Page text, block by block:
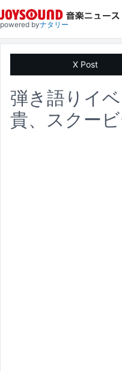
powered byナタリー
X Post
弾き語りイ
貴、スクー